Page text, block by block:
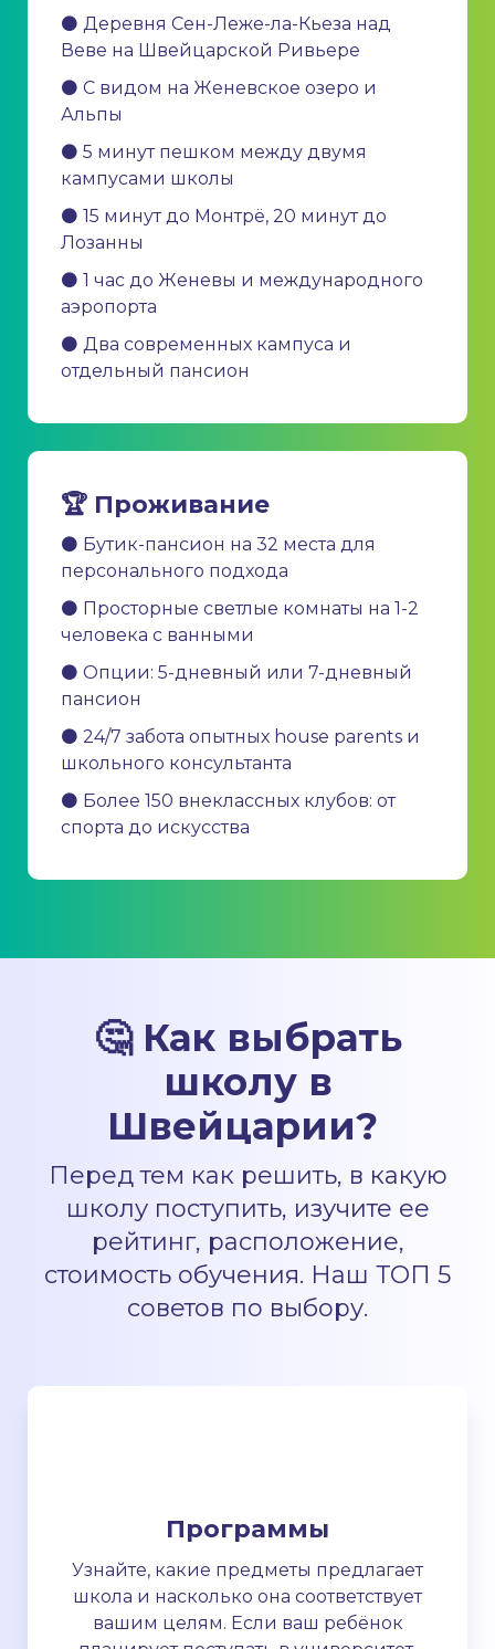
⚫ Деревня Сен-Леже-ла-Кьеза над
Веве на Швейцарской Ривьере
⚫ С видом на Женевское озеро и
Альпы
⚫ 5 минут пешком между двумя
кампусами школы
⚫ 15 минут до Монтрё, 20 минут до
Лозанны
⚫ 1 час до Женевы и международного
аэропорта
⚫ Два современных кампуса и
отдельный пансион
🏆 Проживание
⚫ Бутик-пансион на 32 места для
персонального подхода
⚫ Просторные светлые комнаты на 1-2
человека с ванными
⚫ Опции: 5-дневный или 7-дневный
пансион
⚫ 24/7 забота опытных house parents и
школьного консультанта
⚫ Более 150 внеклассных клубов: от
спорта до искусства
🤔 Как выбрать
школу в
Швейцарии?
Перед тем как решить, в какую
школу поступить, изучите ее
рейтинг, расположение,
стоимость обучения. Наш ТОП 5
советов по выбору.
Программы
Узнайте, какие предметы предлагает
школа и насколько она соответствует
вашим целям. Если ваш ребёнок